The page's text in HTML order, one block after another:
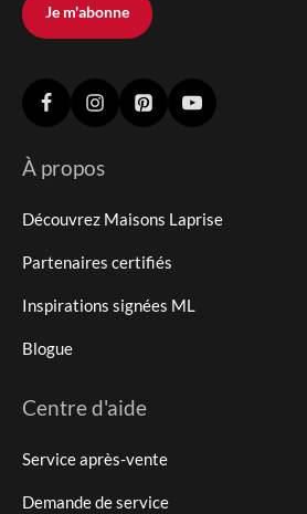
Je m'abonne
À propos
Découvrez Maisons Laprise
Partenaires certifiés
Inspirations signées ML
Blogue
Centre d'aide
Service après-vente
Demande de service